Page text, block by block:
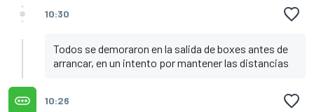
10:30
Todos se demoraron en la salida de boxes antes de
arrancar, en un intento por mantener las distancias
10:26